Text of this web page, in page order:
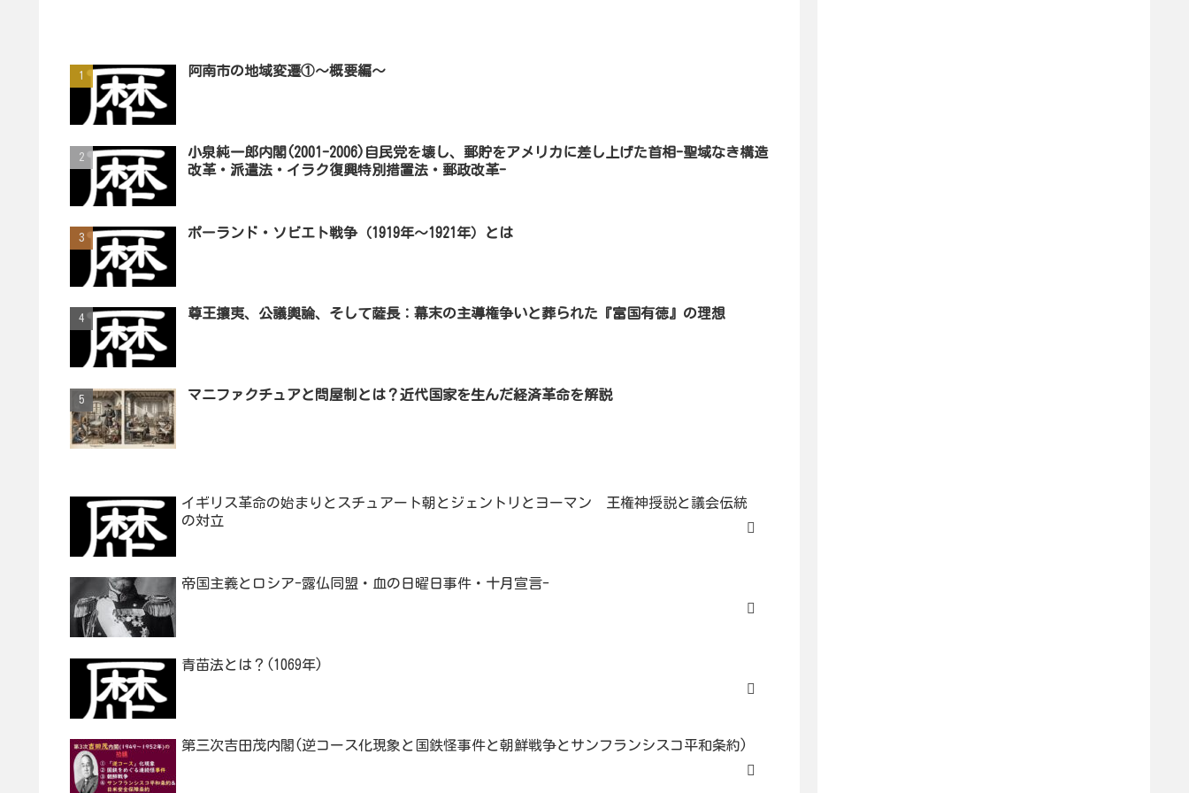
阿南市の地域変遷①～概要編～
小泉純一郎内閣(2001-2006)自民党を壊し、郵貯をアメリカに差し上げた首相-聖域なき構造
改革・派遣法・イラク復興特別措置法・郵政改革-
ポーランド・ソビエト戦争（1919年〜1921年）とは
尊王攘夷、公議輿論、そして薩長：幕末の主導権争いと葬られた『富国有徳』の理想
マニファクチュアと問屋制とは？近代国家を生んだ経済革命を解説
イギリス革命の始まりとスチュアート朝とジェントリとヨーマン 王権神授説と議会伝統
の対立
帝国主義とロシア-露仏同盟・血の日曜日事件・十月宣言-
青苗法とは？(1069年)
第三次吉田茂内閣(逆コース化現象と国鉄怪事件と朝鮮戦争とサンフランシスコ平和条約)